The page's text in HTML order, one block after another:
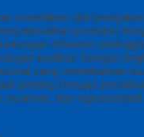
mendalam dari
produksi
efisiensi
kualitas Dengan
yang menekankan
penting Dengan
nyaman, dan